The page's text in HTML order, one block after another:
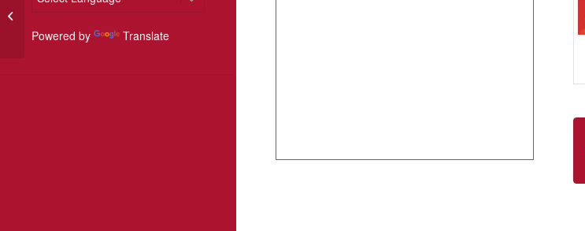
Powered by Translate
Ontspanwater –
Watervrees